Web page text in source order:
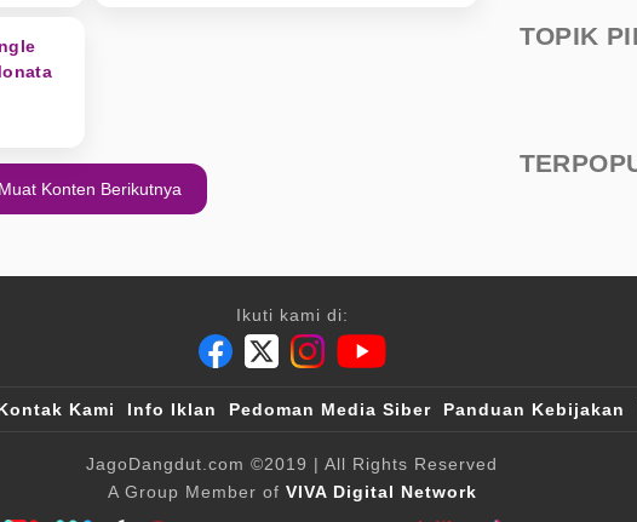
Muat Konten Berikutnya
TOPIK
Ikuti kami di:
Kami Info Iklan Pedoman Media Siber Panduan Kebijakan
JagoDangdut.com ©2019 | All Rights Reserved
A Group Member of VIVA Digital Network